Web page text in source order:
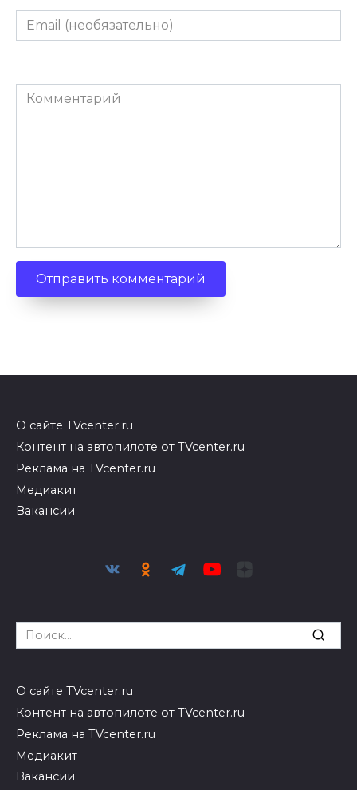
Email
(необязательно)
Комментарий
О сайте TVcenter.ru
Контент на автопилоте от TVcenter.ru
Реклама на TVcenter.ru
Медиакит
Вакансии
Search
for:
О сайте TVcenter.ru
Контент на автопилоте от TVcenter.ru
Реклама на TVcenter.ru
Медиакит
Вакансии